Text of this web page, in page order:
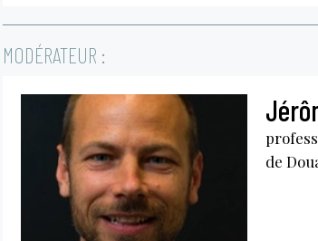
MODÉRATEUR :
de